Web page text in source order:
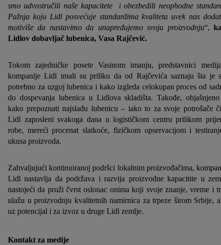
smo udvostručili naše kapacitete i obezbedili neophodne
Pažnja koju Lidl posvećuje standardima kvaliteta uvek nas
motiviše da nastavimo da unapređujemo svoju proizvodnju“,
Lidlov dobavljač lubenica, Vasa Rajčević.
Tokom zajedničke posete Vasinom imanju, predstavnici
kompanije Lidl imali su priliku da od Rajčevića saznaju šta je
potrebno za uzgoj lubenica i kako izgleda celokupan proces od
do dospevanja lubenica u Lidlova skladišta. Takođe,
kako prepoznati najslađu lubenicu – iako to za svoje potrošače
Lidl zaposleni svakoga dana u logističkom centru prilikom
robe, mereći procenat slatkoće, fizičkom opservacijom i
ukusa proizvoda.
Zahvaljujući kontinuiranoj podršci lokalnim proizvođačima,
Lidl nastavlja da podržava i razvija proizvodne kapacitite u
nastojeći da pruži čvrst oslonac onima koji svoje znanje, vreme i
ulažu u proizvodnju kvalitetnih namirnica za trpeze širom Srbije,
uz potencijal i za izvoz u druge Lidl zemlje.
Kontakt za medije